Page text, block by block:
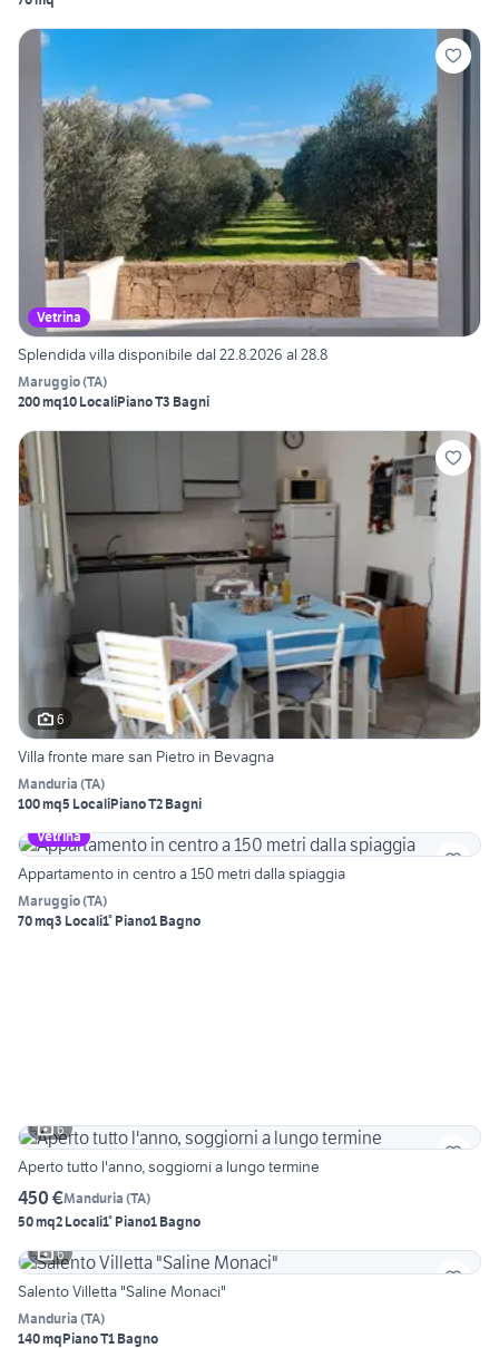
Vetrina
Splendida villa disponibile dal 22.8.2026 al 28.8
Maruggio(TA)
200 mq10 LocaliPiano T3 Bagni
6
Villa fronte mare san Pietro in Bevagna
Manduria (TA)
100 mq5 LocaliPiano T2 Bagni
Vetrina
Appartamento in centro a 150 metri dalla spiaggia
Maruggio(TA)
70 mq3 Locali1° Piano1 Bagno
6
Aperto tutto l'anno, soggiorni a lungo termine
450 €Manduria (TA)
50 mq2 Locali1° Piano1 Bagno
6
Salento Villetta "Saline Monaci"
Manduria (TA)
140 mqPiano T1 Bagno